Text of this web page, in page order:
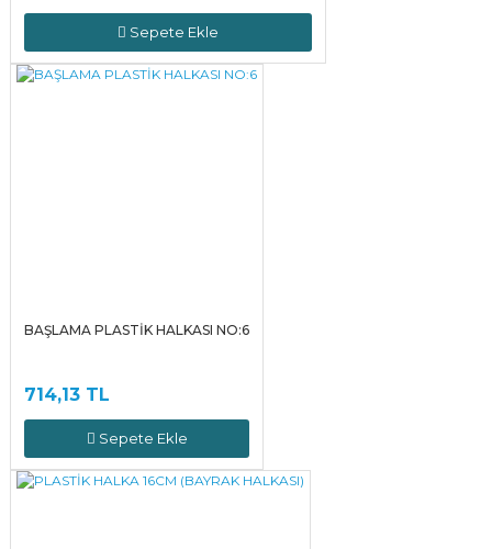
Sepete Ekle
BAŞLAMA PLASTİK HALKASI NO:6
714,13 TL
Sepete Ekle